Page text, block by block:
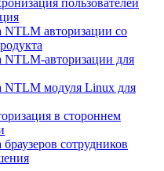
пользователей
NTLM авторизации со
NTLM-авторизации для
NTLM модуля Linux для
в стороннем
сотрудников